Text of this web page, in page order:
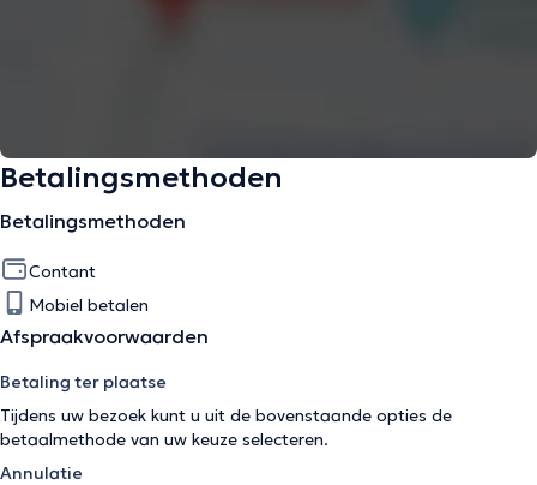
Betalingsmethoden
Betalingsmethoden
Contant
Mobiel betalen
Afspraakvoorwaarden
Betaling ter plaatse
Tijdens uw bezoek kunt u uit de bovenstaande opties de
betaalmethode van uw keuze selecteren.
Annulatie